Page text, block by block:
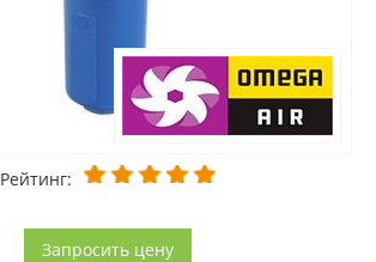
Рейтинг:
Запросить цену